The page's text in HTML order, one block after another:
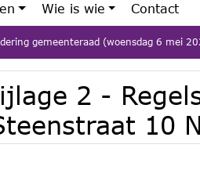
Wie is wie Contact
gemeenteraad (woensdag 6 mei
2 -
10